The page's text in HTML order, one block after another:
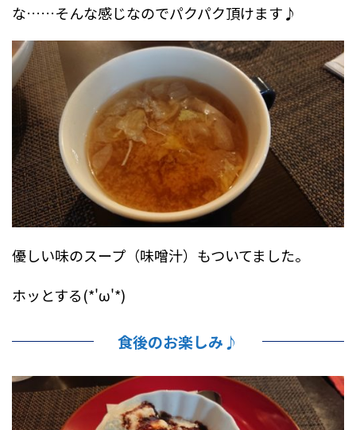
な……そんな感じなのでパクパク頂けます♪
優しい味のスープ（味噌汁）もついてました。
ホッとする(*'ω'*)
食後のお楽しみ♪